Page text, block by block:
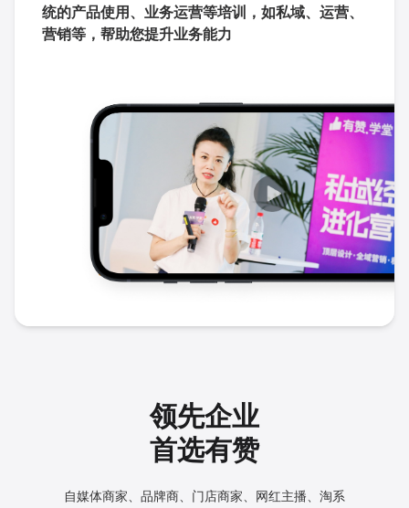
统的产品使用、业务运营等培训，如私域、运营、
营销等，帮助您提升业务能力
领先企业
首选有赞
自媒体商家、品牌商、门店商家、网红主播、淘系